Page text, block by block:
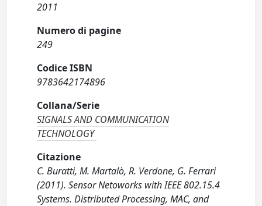
2011
Numero di pagine
249
Codice ISBN
9783642174896
Collana/Serie
SIGNALS AND COMMUNICATION
TECHNOLOGY
Citazione
C. Buratti, M. Martalò, R. Verdone, G. Ferrari
(2011). Sensor Netoworks with IEEE 802.15.4
Systems. Distributed Processing, MAC, and